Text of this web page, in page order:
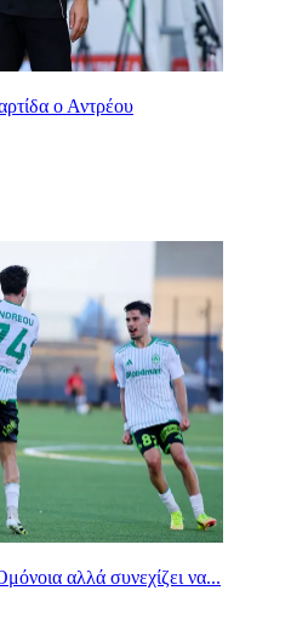
ο Αντρέου
αλλά συνεχίζει να...